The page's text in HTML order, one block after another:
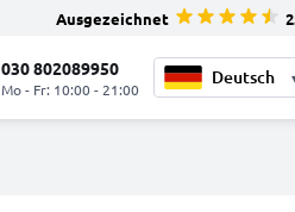
Ausgezeichnet
030 802089950
Mo - Fr: 10:00 - 21:00